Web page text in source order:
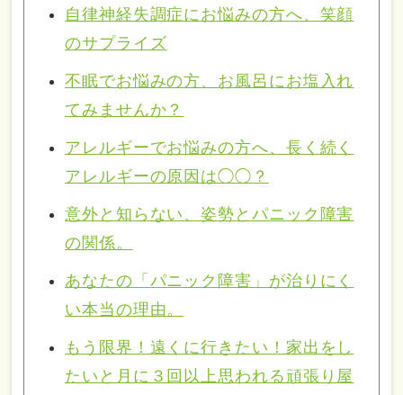
自律神経失調症にお悩みの方へ、笑顔
のサプライズ
不眠でお悩みの方、お風呂にお塩入れ
てみませんか？
アレルギーでお悩みの方へ、長く続く
アレルギーの原因は◯◯？
意外と知らない、姿勢とパニック障害
の関係。
あなたの「パニック障害」が治りにく
い本当の理由。
もう限界！遠くに行きたい！家出をし
たいと月に３回以上思われる頑張り屋